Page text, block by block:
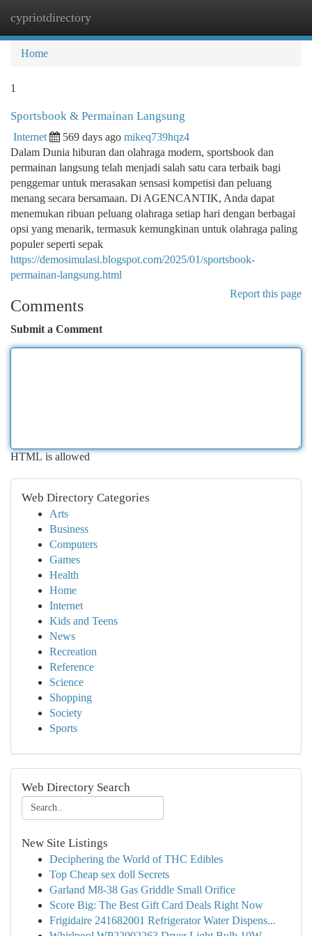
cypriotdirectory
Home
1
Sportsbook & Permainan Langsung
Internet 569 days ago mikeq739hqz4
Dalam Dunia hiburan dan olahraga modern, sportsbook dan
permainan langsung telah menjadi salah satu cara terbaik bagi
penggemar untuk merasakan sensasi kompetisi dan peluang
menang secara bersamaan. Di AGENCANTIK, Anda dapat
menemukan ribuan peluang olahraga setiap hari dengan berbagai
opsi yang menarik, termasuk kemungkinan untuk olahraga paling
populer seperti sepak
https://demosimulasi.blogspot.com/2025/01/sportsbook-
permainan-langsung.html
Report this page
Comments
Submit a Comment
HTML is allowed
Web Directory Categories
Arts
Business
Computers
Games
Health
Home
Internet
Kids and Teens
News
Recreation
Reference
Science
Shopping
Society
Sports
Web Directory Search
New Site Listings
Deciphering the World of THC Edibles
Top Cheap sex doll Secrets
Garland M8-38 Gas Griddle Small Orifice
Score Big: The Best Gift Card Deals Right Now
Frigidaire 241682001 Refrigerator Water Dispens...